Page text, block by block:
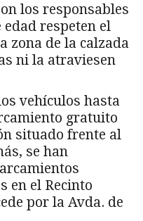
los responsables
edad respeten el
zona de la calzada
ni la atraviesen
vehículos hasta
gratuito
situado frente al
se han
en el Recinto
por la Avda. de